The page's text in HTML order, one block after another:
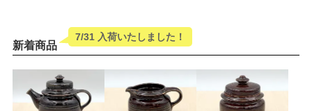
新着商品
7/31 入荷いたしました！